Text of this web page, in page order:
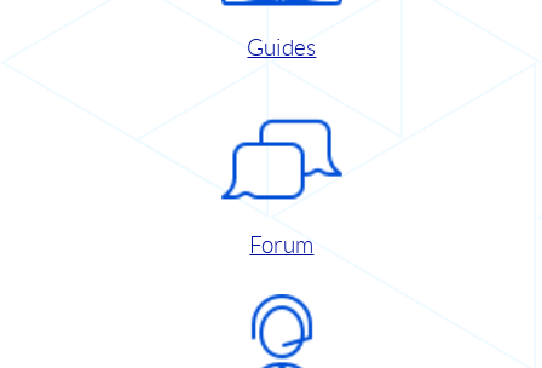
Guides
Forum